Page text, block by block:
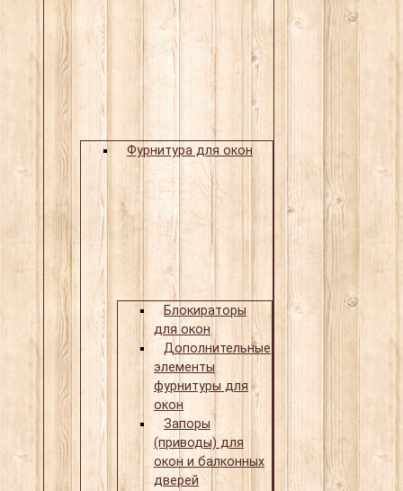
Фурнитура для окон
Блокираторы
для окон
Дополнительные
элементы
фурнитуры для
окон
Запоры
(приводы) для
окон и балконных
дверей